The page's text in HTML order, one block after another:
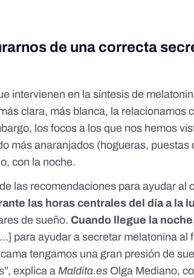
de una correcta
intervienen en la síntesis de
clara, más blanca, la relacionamos
los focos a los que nos hemos
más anaranjados (hogueras,
con la noche.
las recomendaciones para ayudar al
las horas centrales del día a la
de sueño.Cuando llegue la
para ayudar a secretar melatonina al
tengamos una gran presión de
explica aMaldita.es Olga Mediano,